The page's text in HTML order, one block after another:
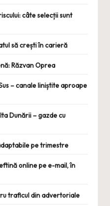
câte selecții sunt
să crești în carieră
Răzvan Oprea
– canale liniștite aproape
Dunării – gazde cu
pe trimestre
online pe e-mail, în
traficul din advertoriale